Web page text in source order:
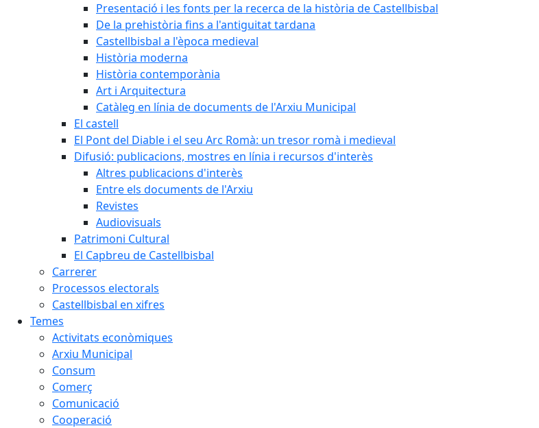
Presentació i les fonts per la recerca de la història de Castellbisbal
De la prehistòria fins a l'antiguitat tardana
Castellbisbal a l'època medieval
Història moderna
Història contemporània
Art i Arquitectura
Catàleg en línia de documents de l'Arxiu Municipal
El castell
El Pont del Diable i el seu Arc Romà: un tresor romà i medieval
Difusió: publicacions, mostres en línia i recursos d'interès
Altres publicacions d'interès
Entre els documents de l'Arxiu
Revistes
Audiovisuals
Patrimoni Cultural
El Capbreu de Castellbisbal
Carrerer
Processos electorals
Castellbisbal en xifres
Temes
Activitats econòmiques
Arxiu Municipal
Consum
Comerç
Comunicació
Cooperació